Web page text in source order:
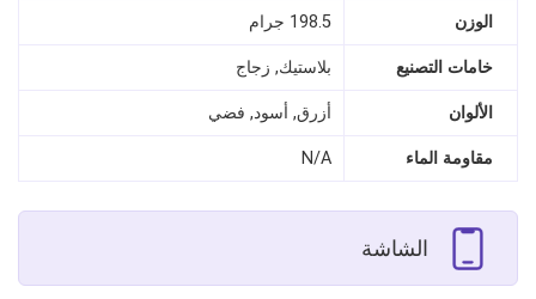
الوزن 198.5 جرام
خامات التصنيع بلاستيك, زجاج
الألوان أزرق, أسود, فضي
مقاومة الماء N/A
الشاشة